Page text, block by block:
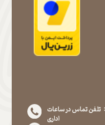
02186090283 : تلفن تماس در ساعات
اداری